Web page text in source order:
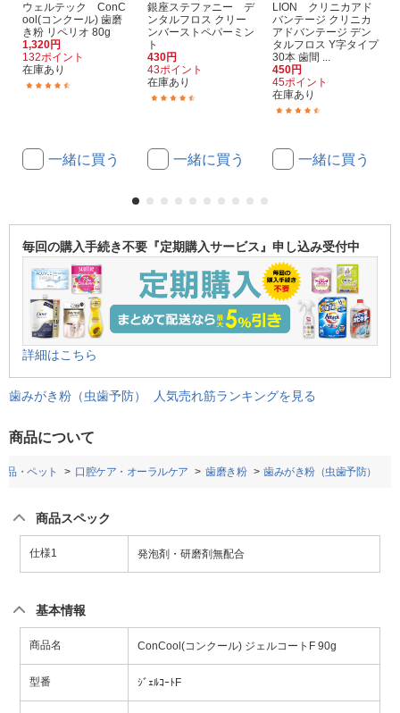
ウェルテック ConC
ool(コンクール) 歯磨
き粉 リペリオ 80g
1,320円
132ポイント
在庫あり
一緒に買う
銀座ステファニー デ
ンタルフロス クリー
ンバーストペパーミン
ト
430円
43ポイント
在庫あり
一緒に買う
LION クリニカアド
バンテージ クリニカ
アドバンテージ デン
タルフロス Y字タイプ
30本 歯間 ...
450円
45ポイント
在庫あり
一緒に買う
毎回の購入手続き不要『定期購入サービス』申し込み受付中
詳細はこちら
歯みがき粉（虫歯予防） 人気売れ筋ランキングを見る
商品について
品・ペット 口腔ケア・オーラルケア 歯磨き粉 歯みがき粉（虫歯予防）
商品スペック
仕様1 発泡剤・研磨剤無配合
基本情報
商品名 ConCool(コンクール) ジェルコートF 90g
型番 ｼﾞｪﾙｺｰﾄF